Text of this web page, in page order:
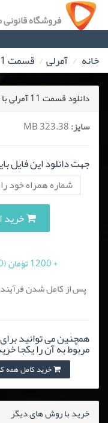
فروشگاه
خانه آمرلی قسمت 11 آمرلی
دانلود قسمت 11 آمرلی با کیفیت 480
سایز:
جهت دانلود این فایل
خرید این
+ 1200 تومان (10 درصد مالیات بر ارزش افزوده)
پس از کامل شدن فرآیند
همچنین می توانید
مربوط به آن را یکجا
خرید کامل همه کیفیت
خرید با روش های دیگر